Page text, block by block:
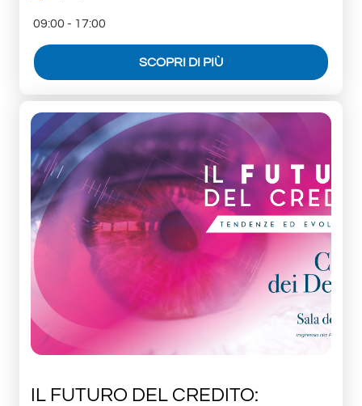
09:00 - 17:00
SCOPRI DI PIÙ
IL FUTURO DEL CREDITO: